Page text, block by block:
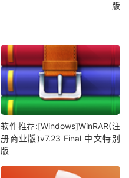
版
软件推荐:[Windows]WinRAR(注
册商业版)v7.23 Final 中文特别
版